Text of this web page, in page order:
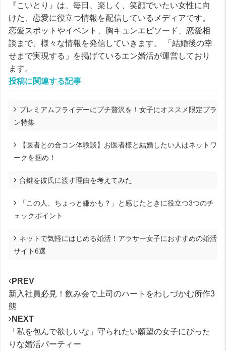
『こいとり』は、毎日、楽しく、笑顔でいたい女性に向
けた、恋愛に役立つ情報を配信しているメディアです。
恋愛スポットやイベント、胸キュンエピソード、恋愛相
談まで、様々な情報を発信していきます。 「結婚後の幸
せまで実現する」を掲げているエン婚活が運営しており
ます。
投稿に関連する記事
プレミアムフライデーにプチ贅沢を！女子にオススメ限定プラ
ン特集
【医者との合コン体験談】お医者様と結婚したい人はネットワ
ークを掴め！
合鍵を彼氏に渡す理由を考えてみた
「この人、ちょっと嫌かも？」と感じたときに役立つ3つのチ
ェックポイント
ネットで気軽にはじめる婚活！アラサー女子におすすめの婚活
サイト6選
PREV
新入社員必見！飲み会で上司のハートをわしづかむ所作3
態
NEXT
「私を包んで欲しいな」守られたい願望の女子にぴった
りな婚活パーティー